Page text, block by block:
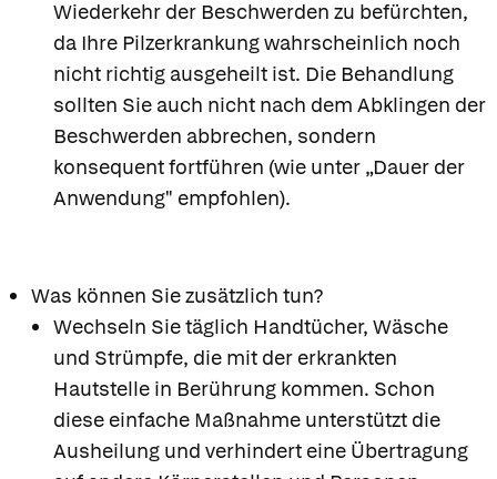
Wiederkehr der Beschwerden zu befürchten,
da Ihre Pilzerkrankung wahrscheinlich noch
nicht richtig ausgeheilt ist. Die Behandlung
sollten Sie auch nicht nach dem Abklingen der
Beschwerden abbrechen, sondern
konsequent fortführen (wie unter „Dauer der
Anwendung" empfohlen).
Was können Sie zusätzlich tun?
Wechseln Sie täglich Handtücher, Wäsche
und Strümpfe, die mit der erkrankten
Hautstelle in Berührung kommen. Schon
diese einfache Maßnahme unterstützt die
Ausheilung und verhindert eine Übertragung